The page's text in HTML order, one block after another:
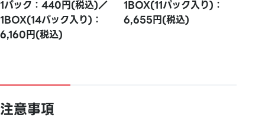
1パック：440円(税込)／
1BOX(14パック入り)：
6,160円(税込)
1BOX(11パック入り)：
6,655円(税込)
注意事項